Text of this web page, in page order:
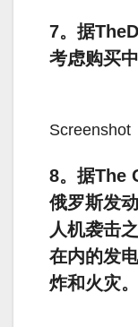
7。据
考虑购买
Screenshot
8。据The
俄罗斯发
人机袭击
在内的发
炸和火灾。